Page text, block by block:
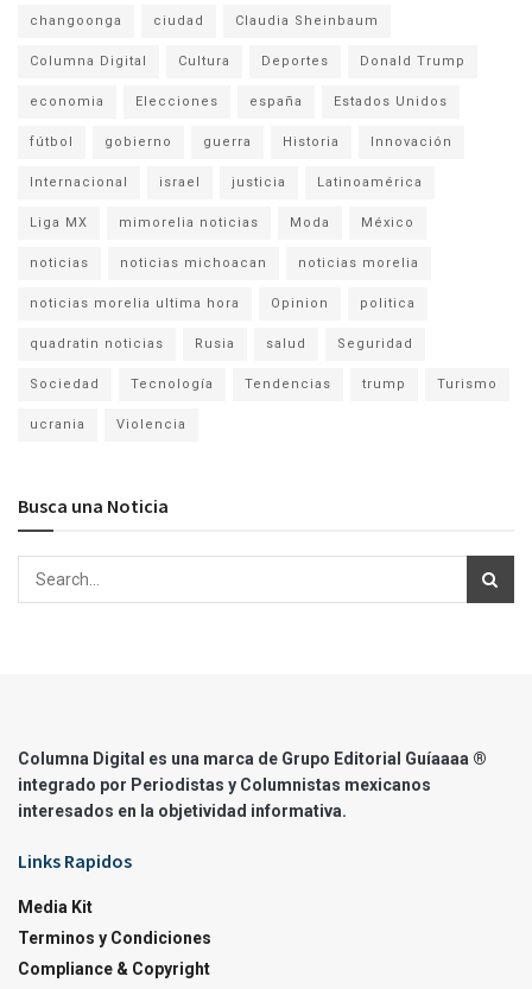
changoonga ciudad Claudia Sheinbaum
Columna Digital Cultura Deportes Donald Trump
economia Elecciones españa Estados Unidos
fútbol gobierno guerra Historia Innovación
Internacional israel justicia Latinoamérica
Liga MX mimorelia noticias Moda México
noticias noticias michoacan noticias morelia
noticias morelia ultima hora Opinion politica
quadratin noticias Rusia salud Seguridad
Sociedad Tecnología Tendencias trump Turismo
ucrania Violencia
Busca una Noticia
Columna Digital es una marca de Grupo Editorial Guíaaaa ®
integrado por Periodistas y Columnistas mexicanos
interesados en la objetividad informativa.
Links Rapidos
Media Kit
Terminos y Condiciones
Compliance & Copyright